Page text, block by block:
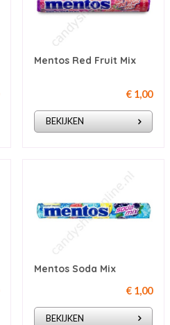
Mentos Red Fruit Mix
€ 1,00
BEKIJKEN
Mentos Soda Mix
€ 1,00
BEKIJKEN